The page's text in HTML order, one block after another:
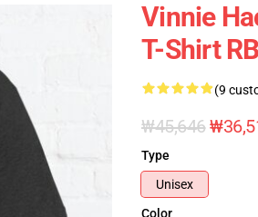
Vinnie
T-Shirt
(9
₩45,646
Type
Unisex
Color